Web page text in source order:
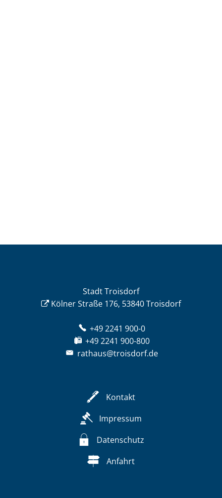
Stadt Troisdorf
Kölner Straße 176, 53840 Troisdorf
+49 2241 900-0
+49 2241 900-800
rathaus@troisdorf.de
Kontakt
Impressum
Datenschutz
Anfahrt